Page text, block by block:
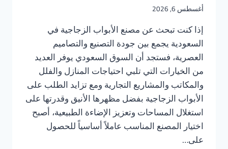
أغسطس 6, 2026
إذا كنت تبحث عن مصنع الأبواب الزجاجية في
السعودية يجمع بين جودة التصنيع والتصاميم
العصرية، فستجد أن السوق السعودي يوفر العديد
من الخيارات التي تلبي احتياجات المنازل والفلل
والمكاتب والمشاريع التجارية ومع تزايد الطلب على
الأبواب الزجاجية بفضل مظهرها الأنيق وقدرتها على
استغلال المساحات وتعزيز الإضاءة الطبيعية، أصبح
اختيار المصنع المناسب عاملاً أساسياً للحصول
على…